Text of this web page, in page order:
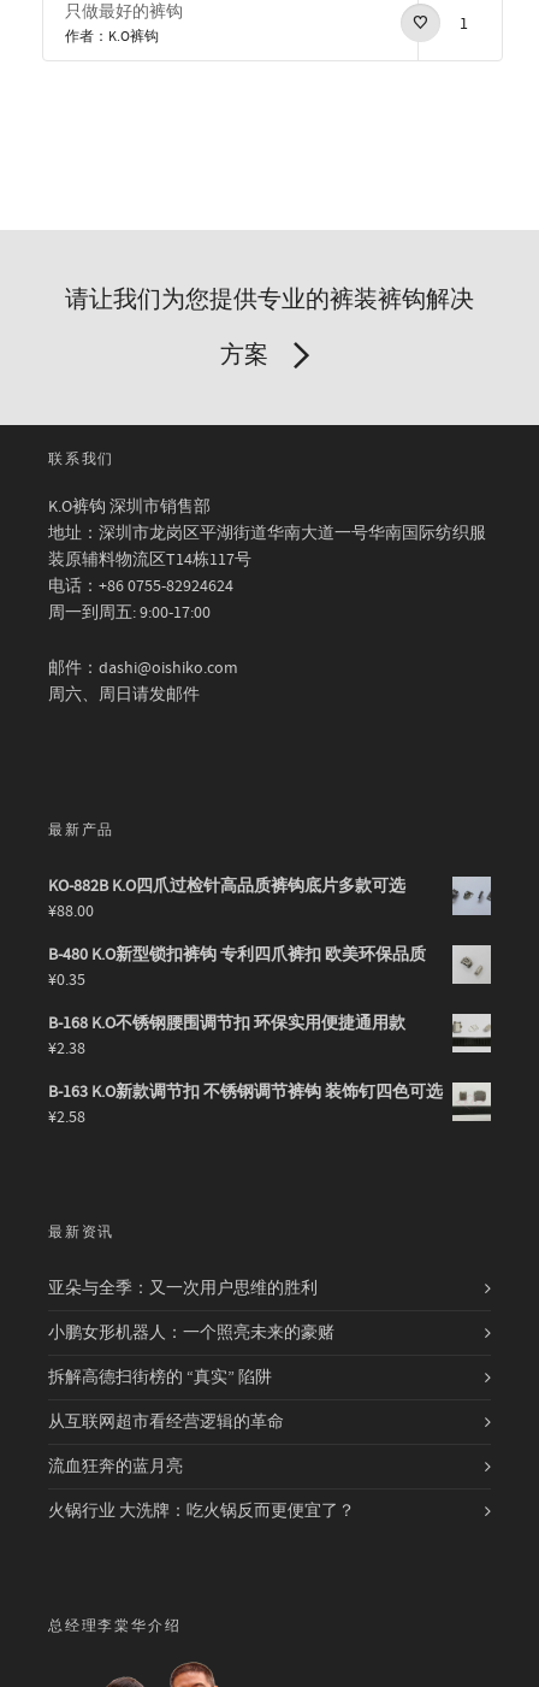
只做最好的裤钩
作者：K.O裤钩
1
请让我们为您提供专业的裤装裤钩解决
方案
联系我们
K.O裤钩 深圳市销售部
地址：深圳市龙岗区平湖街道华南大道一号华南国际纺织服
装原辅料物流区T14栋117号
电话：+86 0755-82924624
周一到周五: 9:00-17:00
邮件：dashi@oishiko.com
周六、周日请发邮件
最新产品
KO-882B K.O四爪过检针高品质裤钩底片多款可选
¥88.00
B-480 K.O新型锁扣裤钩 专利四爪裤扣 欧美环保品质
¥0.35
B-168 K.O不锈钢腰围调节扣 环保实用便捷通用款
¥2.38
B-163 K.O新款调节扣 不锈钢调节裤钩 装饰钉四色可选
¥2.58
最新资讯
亚朵与全季：又一次用户思维的胜利
小鹏女形机器人：一个照亮未来的豪赌
拆解高德扫街榜的 “真实” 陷阱
从互联网超市看经营逻辑的革命
流血狂奔的蓝月亮
火锅行业 大洗牌：吃火锅反而更便宜了？
总经理李棠华介绍